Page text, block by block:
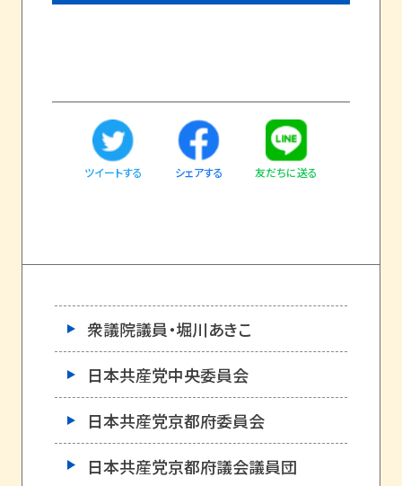
ツイートする シェアする 友だちに送る
衆議院議員・堀川あきこ
日本共産党中央委員会
日本共産党京都府委員会
日本共産党京都府議会議員団